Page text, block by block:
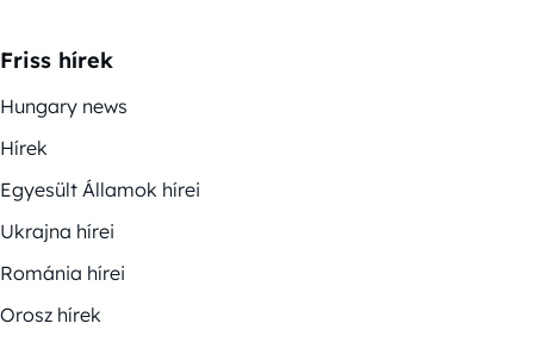
Friss hírek
Hungary news
Hírek
Egyesült Államok hírei
Ukrajna hírei
Románia hírei
Orosz hírek